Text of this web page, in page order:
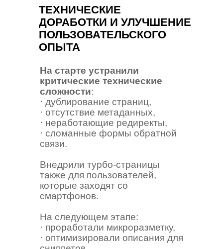
На старте устранили
критические технические
сложности:
⋅ дублирование страниц,
⋅ отсутствие метаданных,
⋅ неработающие редиректы,
⋅ сломанные формы обратной
связи.
Внедрили турбо-страницы
также для пользователей,
которые заходят со
смартфонов.
На следующем этапе:
⋅ проработали микроразметку,
⋅ оптимизировали описания для
ТЕХНИЧЕСКИЕ
ДОРАБОТКИ И УЛУЧШЕНИЕ
ПОЛЬЗОВАТЕЛЬСКОГО
ОПЫТА